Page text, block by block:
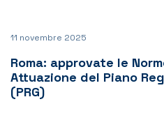
11 novembre 2025
Roma: approvate le
Attuazione del Piano
(PRG)